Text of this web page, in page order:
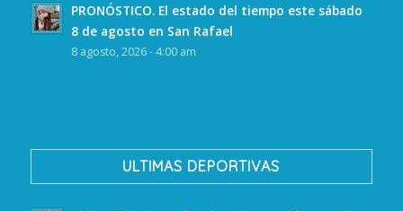
PRONÓSTICO. El estado del tiempo este sábado
8 de agosto en San Rafael
8 agosto, 2026 - 4:00 am
ULTIMAS DEPORTIVAS